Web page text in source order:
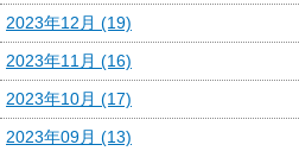
2023年12月 (19)
2023年11月 (16)
2023年10月 (17)
2023年09月 (13)